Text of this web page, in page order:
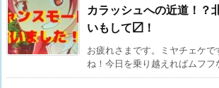
カラッシュへの近道！？
いもして〼！
お疲れさまです。ミヤチェケで
ね！今日を乗り越えればムフフ